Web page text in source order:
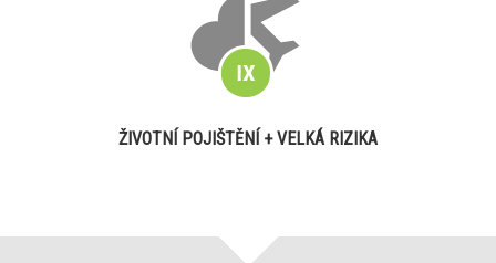
ŽIVOTNÍ POJIŠTĚNÍ + VELKÁ RIZIKA